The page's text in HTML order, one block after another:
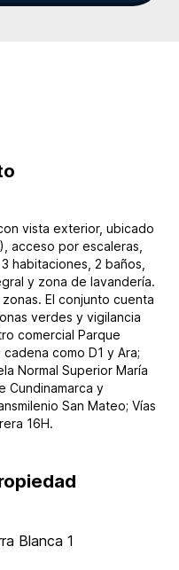
vista exterior, ubicado
acceso por escaleras,
habitaciones, 2 baños,
y zona de lavandería.
El conjunto cuenta
verdes y vigilancia
comercial Parque
como D1 y Ara;
Normal Superior María
Cundinamarca y
San Mateo; Vías
16H.
Blanca 1